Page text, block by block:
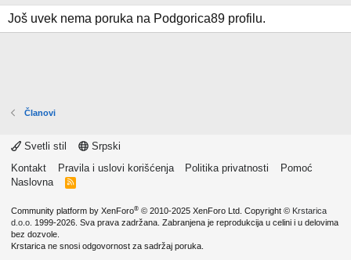
Još uvek nema poruka na Podgorica89 profilu.
Članovi
Svetli stil
Srpski
Kontakt
Pravila i uslovi korišćenja Politika privatnosti
Pomoć
Naslovna
R
Community platform by XenForo® © 2010-2025 XenForo Ltd. Copyright © Krstarica
d.o.o. 1999-2026. Sva prava zadržana. Zabranjena je reprodukcija u celini i u delovima
bez dozvole.
Krstarica ne snosi odgovornost za sadržaj poruka.